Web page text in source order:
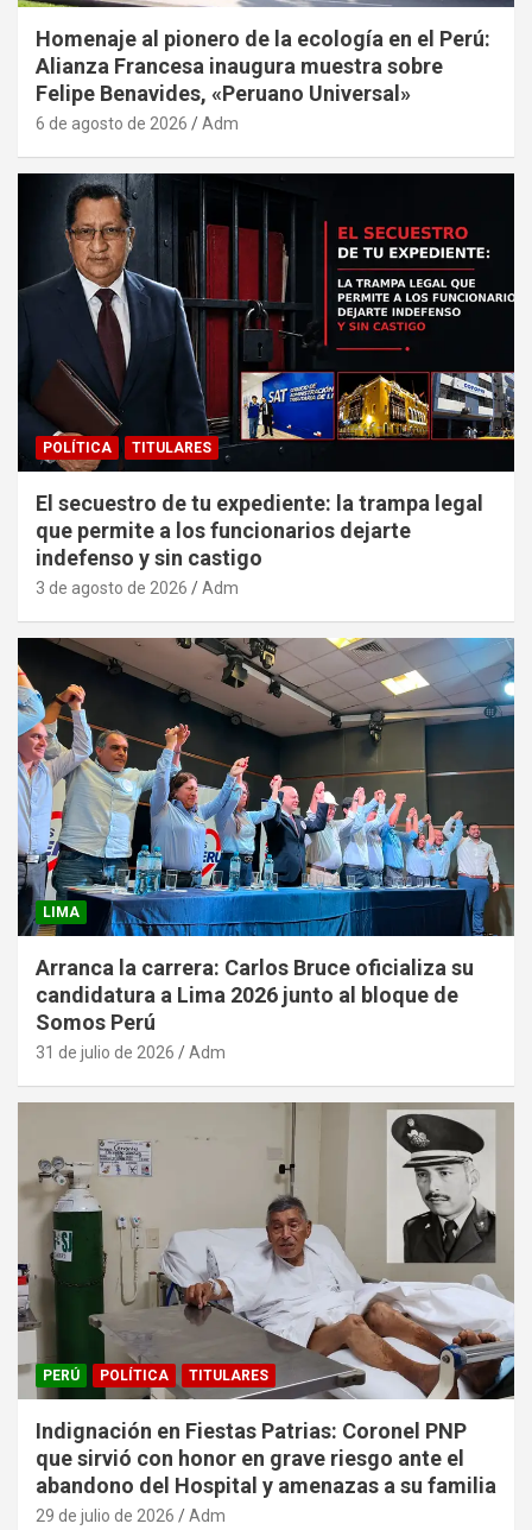
Homenaje al pionero de la ecología en el Perú:
Alianza Francesa inaugura muestra sobre
Felipe Benavides, «Peruano Universal»
6 de agosto de 2026 Adm
POLÍTICA TITULARES
El secuestro de tu expediente: la trampa legal
que permite a los funcionarios dejarte
indefenso y sin castigo
3 de agosto de 2026 Adm
LIMA
Arranca la carrera: Carlos Bruce oficializa su
candidatura a Lima 2026 junto al bloque de
Somos Perú
31 de julio de 2026 Adm
PERÚ POLÍTICA TITULARES
Indignación en Fiestas Patrias: Coronel PNP
que sirvió con honor en grave riesgo ante el
abandono del Hospital y amenazas a su familia
29 de julio de 2026 Adm